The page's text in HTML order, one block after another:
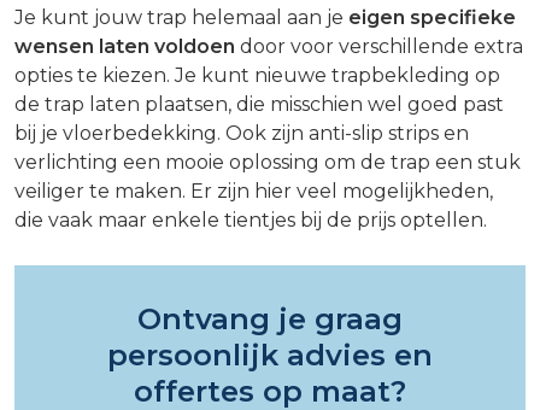
Je kunt jouw trap helemaal aan je eigen specifieke
wensen laten voldoen door voor verschillende extra
opties te kiezen. Je kunt nieuwe trapbekleding op
de trap laten plaatsen, die misschien wel goed past
bij je vloerbedekking. Ook zijn anti-slip strips en
verlichting een mooie oplossing om de trap een stuk
veiliger te maken. Er zijn hier veel mogelijkheden,
die vaak maar enkele tientjes bij de prijs optellen.
Ontvang je graag
persoonlijk advies en
offertes op maat?